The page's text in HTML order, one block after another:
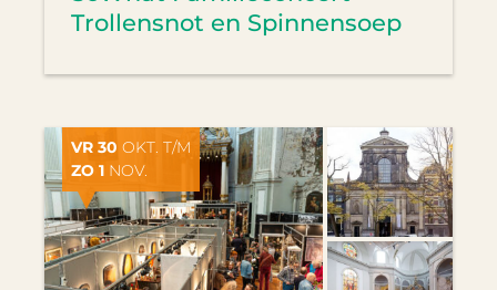
Trollensnot en Spinnensoep
VR 30 OKT. T/M
ZO 1 NOV.